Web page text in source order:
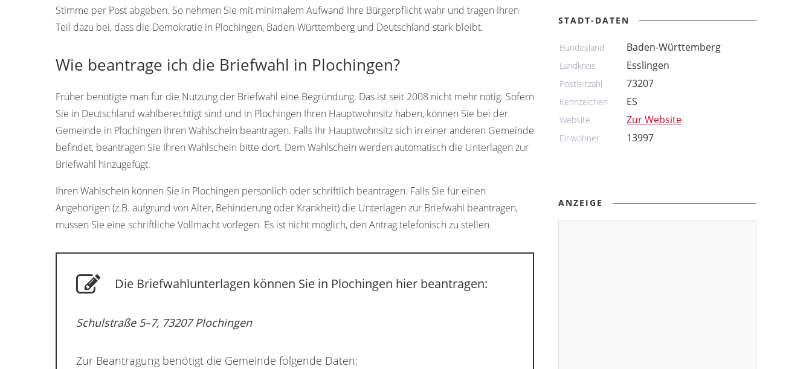
Stimme per Post abgeben. So nehmen Sie mit minimalem Aufwand Ihre Bürgerpflicht wahr und tragen Ihren
Teil dazu bei, dass die Demokratie in Plochingen, Baden-Württemberg und Deutschland stark bleibt.
Wie beantrage ich die Briefwahl in Plochingen?
Früher benötigte man für die Nutzung der Briefwahl eine Begründung. Das ist seit 2008 nicht mehr nötig. Sofern
Sie in Deutschland wahlberechtigt sind und in Plochingen Ihren Hauptwohnsitz haben, können Sie bei der
Gemeinde in Plochingen Ihren Wahlschein beantragen. Falls Ihr Hauptwohnsitz sich in einer anderen Gemeinde
befindet, beantragen Sie Ihren Wahlschein bitte dort. Dem Wahlschein werden automatisch die Unterlagen zur
Briefwahl hinzugefügt.
Ihren Wahlschein können Sie in Plochingen persönlich oder schriftlich beantragen. Falls Sie für einen
Angehörigen (z.B. aufgrund von Alter, Behinderung oder Krankheit) die Unterlagen zur Briefwahl beantragen,
müssen Sie eine schriftliche Vollmacht vorlegen. Es ist nicht möglich, den Antrag telefonisch zu stellen.
Die Briefwahlunterlagen können Sie in Plochingen hier beantragen:
Schulstraße 5–7, 73207 Plochingen
Zur Beantragung benötigt die Gemeinde folgende Daten:
STADT-DATEN
Bundesland Baden-Württemberg
Landkreis Esslingen
Postleitzahl 73207
Kennzeichen ES
Website Zur Website
Einwohner 13997
ANZEIGE